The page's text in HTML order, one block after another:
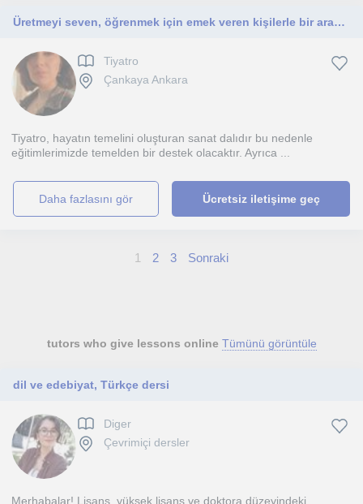
Üretmeyi seven, öğrenmek için emek veren kişilerle bir araya gelip karşılıklı bir şeyler öğrenmek isterim.
Tiyatro
Çankaya Ankara
Tiyatro, hayatın temelini oluşturan sanat dalıdır bu nedenle
eğitimlerimizde temelden bir destek olacaktır. Ayrıca ...
daha fazlasını gör Ücretsiz iletişime geç
1 2 3 Sonraki
tutors who give lessons online Tümünü görüntüle
dil ve edebiyat, Türkçe dersi
Diger
Çevrimiçi dersler
Merhabalar! Lisans, yüksek lisans ve doktora düzeyindeki